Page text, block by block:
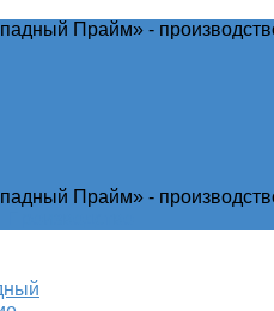
Прайм» -
Прайм» -